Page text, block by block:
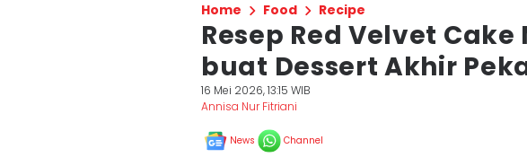
Home Food Recipe
Resep Red Velvet Cake
buat Dessert Akhir
16 Mei 2026, 13:15 WIB
Annisa Nur Fitriani
News Channel